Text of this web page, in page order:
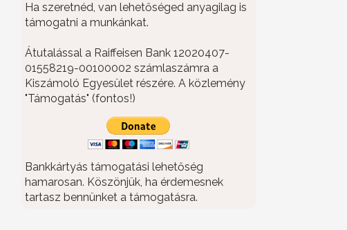
Ha szeretnéd, van lehetőséged anyagilag is
támogatni a munkánkat.
Átutalással a Raiffeisen Bank 12020407-
01558219-00100002 számlaszámra a
Kiszámoló Egyesület részére. A közlemény
"Támogatás" (fontos!)
Bankkártyás támogatási lehetőség
hamarosan. Köszönjük, ha érdemesnek
tartasz bennünket a támogatásra.